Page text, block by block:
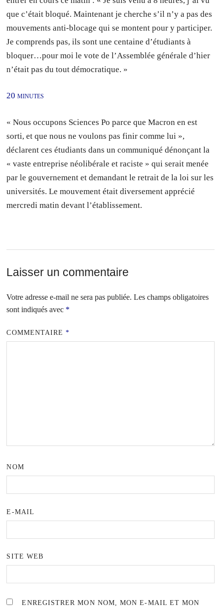
que c’était bloqué. Maintenant je cherche s’il n’y a pas des
mouvements anti-blocage qui se montent pour y participer.
Je comprends pas, ils sont une centaine d’étudiants à
bloquer…pour moi le vote de l’Assemblée générale d’hier
n’était pas du tout démocratique. »
20 minutes
« Nous occupons Sciences Po parce que Macron en est
sorti, et que nous ne voulons pas finir comme lui »,
déclarent ces étudiants dans un communiqué dénonçant la
« vaste entreprise néolibérale et raciste » qui serait menée
par le gouvernement et demandant le retrait de la loi sur les
universités. Le mouvement était diversement apprécié
mercredi matin devant l’établissement.
Laisser un commentaire
Votre adresse e-mail ne sera pas publiée. Les champs obligatoires
sont indiqués avec *
COMMENTAIRE*
NOM
E-MAIL
SITE WEB
ENREGISTRER MON NOM, MON E-MAIL ET MON